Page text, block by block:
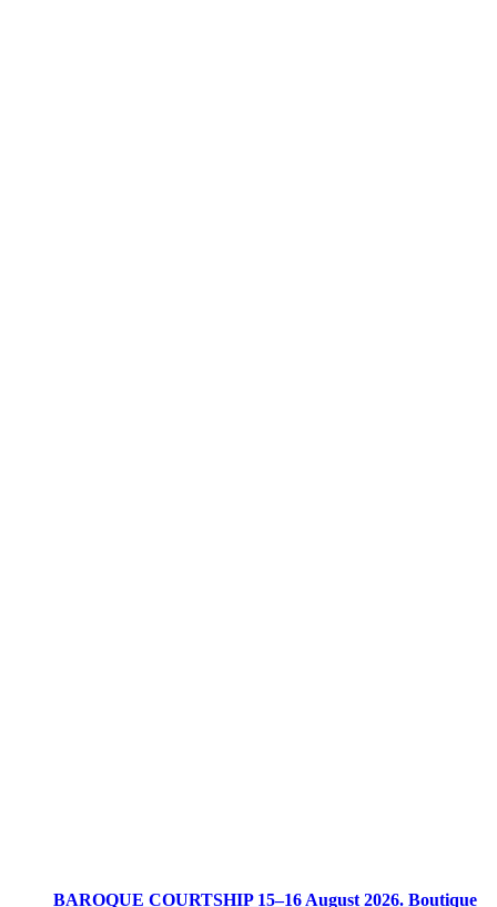
BAROQUE COURTSHIP 15–16 August 2026. Boutique